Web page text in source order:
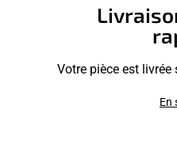
Votre pièce est
En